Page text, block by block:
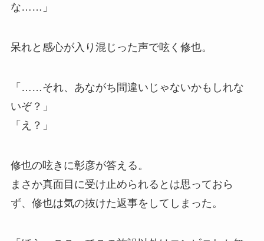
な……」
呆れと感心が入り混じった声で呟く修也。
「……それ、あながち間違いじゃないかもしれな
いぞ？」
「え？」
修也の呟きに彰彦が答える。
まさか真面目に受け止められるとは思っておら
ず、修也は気の抜けた返事をしてしまった。